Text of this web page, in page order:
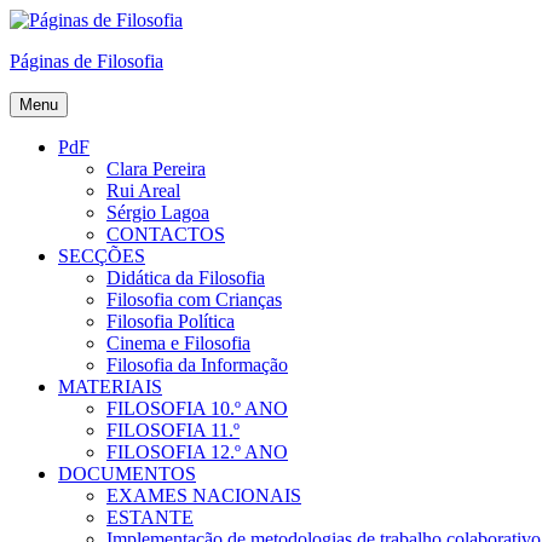
Skip
content
Páginas de Filosofia
Menu
PdF
Clara Pereira
Rui Areal
Sérgio Lagoa
CONTACTOS
SECÇÕES
Didática da Filosofia
Filosofia com Crianças
Filosofia Política
Cinema e Filosofia
Filosofia da Informação
MATERIAIS
FILOSOFIA 10.º ANO
FILOSOFIA 11.º
FILOSOFIA 12.º ANO
DOCUMENTOS
EXAMES NACIONAIS
ESTANTE